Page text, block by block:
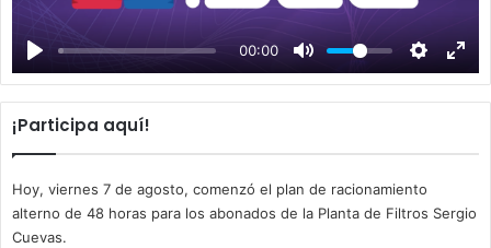
00:00
y
¡Participa aquí!
Hoy, viernes 7 de agosto, comenzó el plan de racionamiento
alterno de 48 horas para los abonados de la Planta de Filtros Sergio
Cuevas.